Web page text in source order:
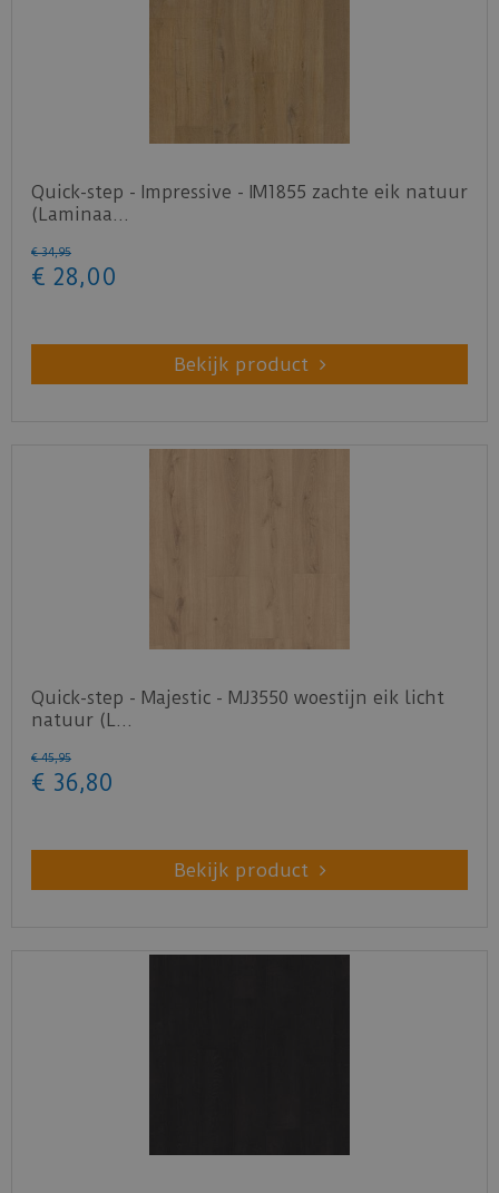
Quick-step - Impressive - IM1855 zachte eik natuur
(Laminaa…
€ 34,95
€ 28,00
Bekijk product
Quick-step - Majestic - MJ3550 woestijn eik licht
natuur (L…
€ 45,95
€ 36,80
Bekijk product